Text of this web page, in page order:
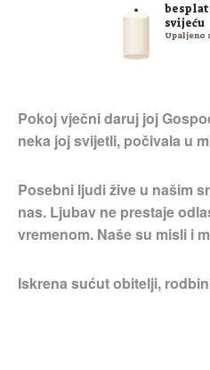
svijeću
Upaljeno
Pokoj vječni daruj joj
neka joj svijetli, počivala u
Posebni ljudi žive u našim
nas. Ljubav ne prestaje
vremenom. Naše su misli i
Iskrena sućut obitelji,